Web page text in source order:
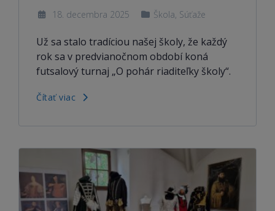
18. decembra 2025 Škola, Súťaže
Už sa stalo tradíciou našej školy, že každý
rok sa v predvianočnom období koná
futsalový turnaj „O pohár riaditeľky školy“.
Čítať viac